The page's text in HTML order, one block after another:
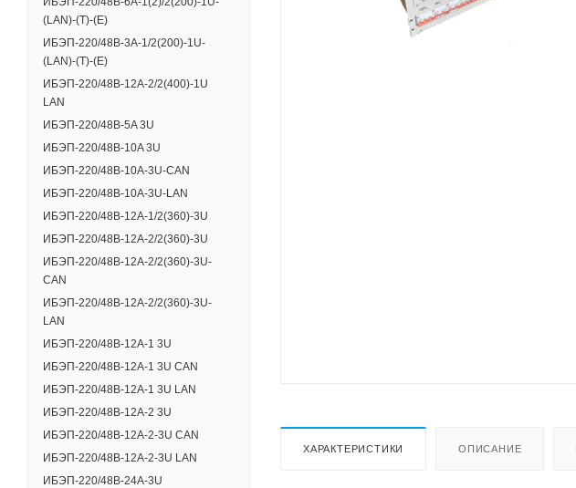
ХАРАКТЕРИСТИКИ ОПИСАНИЕ
(LAN)-(Т)-(E)
ИБЭП-220/48В-3А-1/2(200)-1U-
(LAN)-(T)-(E)
ИБЭП-220/48B-12A-2/2(400)-1U
LAN
ИБЭП-220/48B-5A 3U
ИБЭП-220/48B-10A 3U
ИБЭП-220/48B-10A-3U-CAN
ИБЭП-220/48B-10A-3U-LAN
ИБЭП-220/48B-12A-1/2(360)-3U
ИБЭП-220/48B-12A-2/2(360)-3U
ИБЭП-220/48B-12A-2/2(360)-3U-
CAN
ИБЭП-220/48B-12A-2/2(360)-3U-
LAN
ИБЭП-220/48B-12A-1 3U
ИБЭП-220/48B-12A-1 3U CAN
ИБЭП-220/48B-12A-1 3U LAN
ИБЭП-220/48B-12A-2 3U
ИБЭП-220/48B-12A-2-3U CAN
ИБЭП-220/48B-12A-2-3U LAN
ИБЭП-220/48B-24A-3U